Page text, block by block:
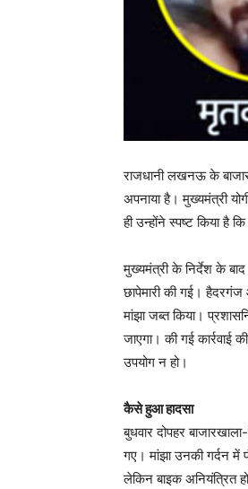
राजधानी लखनऊ के
अपनाया है। मुख्यमंत्री
ही उन्होंने स्पष्ट किया है
मुख्यमंत्री के निर्देश के
छापेमारी की गई।
मांझा जब्त किया।
जाएगा। की गई कार्रवाई
उपयोग न हो।
कैसे हुआ हादसा
बुधवार दोपहर
गए। मांझा उनकी गर्दन
लेकिन बाइक अनियंत्रित